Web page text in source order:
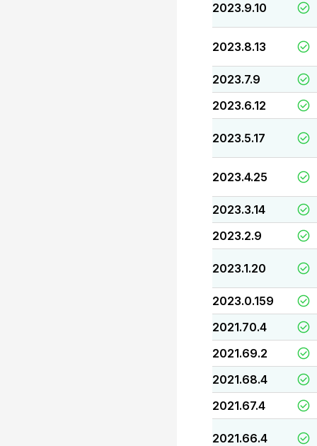
2023.9.10
2023.8.13
2023.7.9
2023.6.12
2023.5.17
2023.4.25
2023.3.14
2023.2.9
2023.1.20
2023.0.159
2021.70.4
2021.69.2
2021.68.4
2021.67.4
2021.66.4